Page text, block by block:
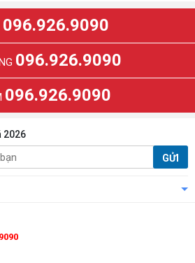
096.926.9090
096.926.9090
096.926.9090
2026
GỬI